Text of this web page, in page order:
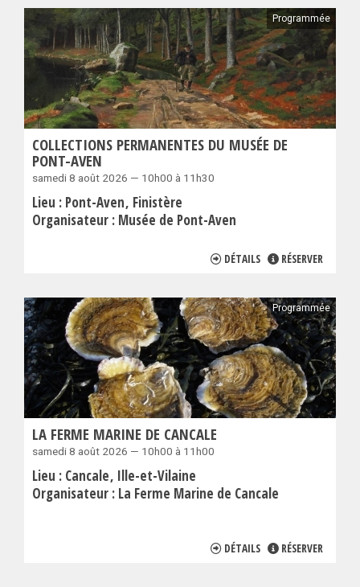
Programmée
COLLECTIONS PERMANENTES DU MUSÉE DE
PONT-AVEN
samedi 8 août 2026 — 10h00 à 11h30
Lieu : Pont-Aven Finistère
Organisateur : Musée de Pont-Aven
DÉTAILS RÉSERVER
Programmée
LA FERME MARINE DE CANCALE
samedi 8 août 2026 — 10h00 à 11h00
Lieu : Cancale Ille-et-Vilaine
Organisateur : La Ferme Marine de Cancale
DÉTAILS RÉSERVER